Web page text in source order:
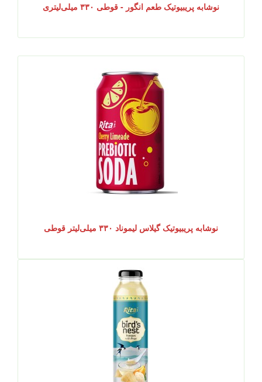
نوشابه پریبیوتیک طعم انگور - قوطی ۳۳۰ میلی‌لیتری
نوشابه پریبیوتیک گیلاس لیموناد ۳۳۰ میلی‌لیتر قوطی